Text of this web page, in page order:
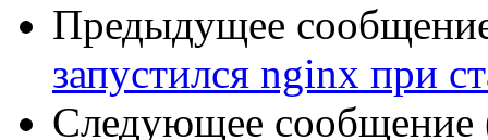
Предыдущее
запустился nginx при
Следующее сообщение